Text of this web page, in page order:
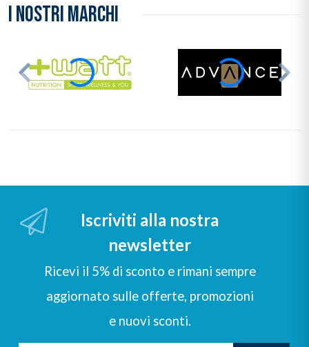
I NOSTRI MARCHI
Iscriviti alla nostra
newsletter
Ricevi il 5% di sconto e rimani sempre
aggiornato sulle offerte, promozioni
e nuovi sconti.